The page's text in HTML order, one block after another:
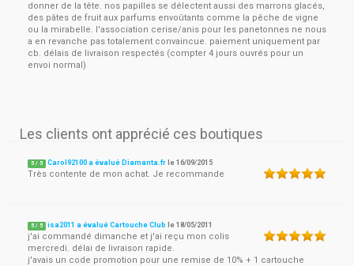
donner de la tête. nos papilles se délectent aussi des marrons glacés,
des pâtes de fruit aux parfums envoûtants comme la pêche de vigne
ou la mirabelle. l'association cerise/anis pour les panetonnes ne nous
a en revanche pas totalement convaincue. paiement uniquement par
cb. délais de livraison respectés (compter 4 jours ouvrés pour un
envoi normal)
Les clients ont apprécié ces boutiques
5 / 5 Carol92100 a évalué Diamanta.fr le16/09/2015
Très contente de mon achat. Je recommande
5 / 5 isa2011 a évalué Cartouche Club le18/05/2011
j'ai commandé dimanche et j'ai reçu mon colis
mercredi. délai de livraison rapide.
j'avais un code promotion pour une remise de 10% + 1 cartouche